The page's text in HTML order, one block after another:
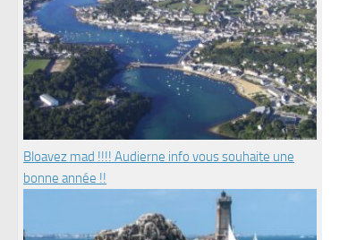
Bloavez mad !!!! Audierne info vous souhaite une
bonne année !!